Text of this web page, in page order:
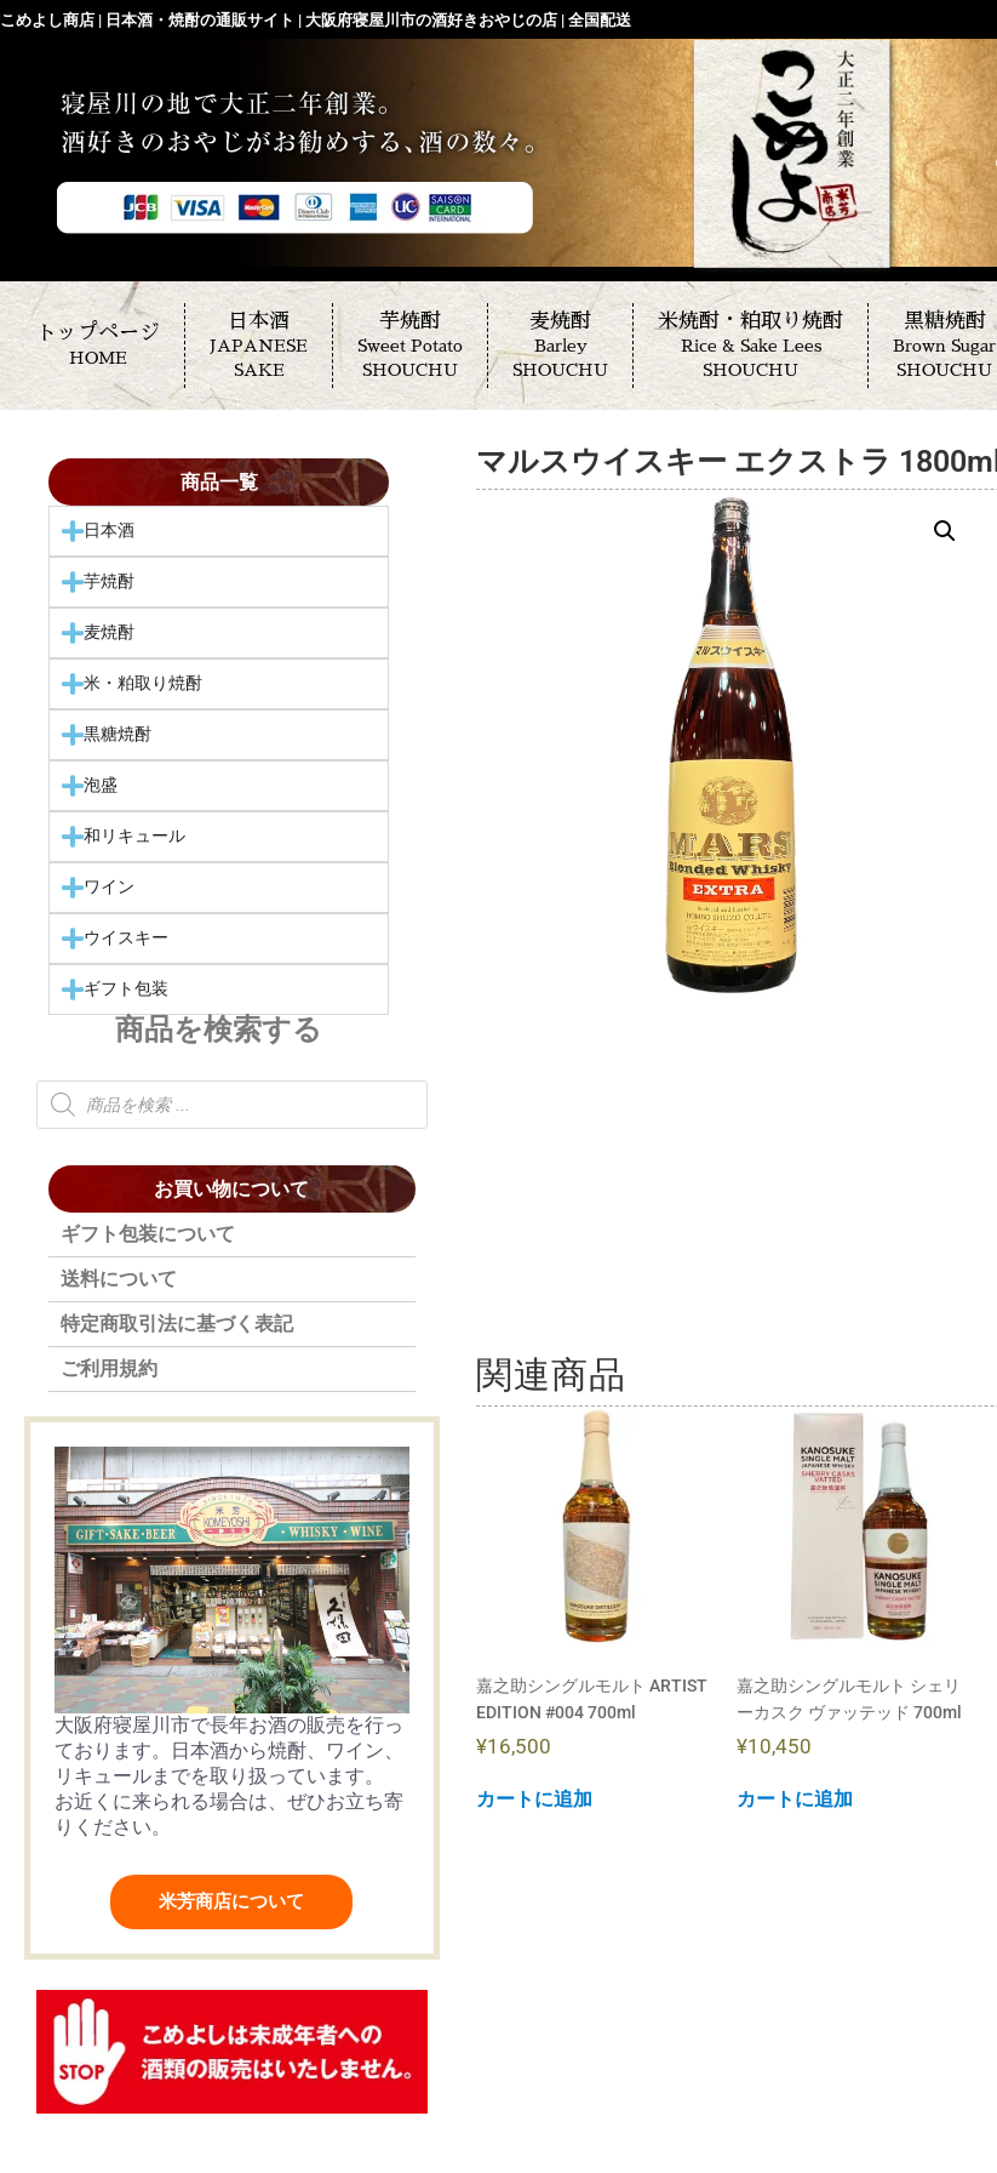
こめよし商店 | 日本酒・焼酎の通販サイト | 大阪府寝屋川市の酒好きおやじの店 | 全国配送
トップページ
HOME
日本酒
JAPANESE
SAKE
芋焼酎
Sweet Potato
SHOUCHU
麦焼酎
Barley
SHOUCHU
米焼酎・粕取り焼酎
Rice & Sake Lees
SHOUCHU
黒糖焼酎
Brown Sugar
SHOUCHU
商品一覧
日本酒
芋焼酎
麦焼酎
米・粕取り焼酎
黒糖焼酎
泡盛
和リキュール
ワイン
ウイスキー
ギフト包装
商品を検索する
お買い物について
ギフト包装について
送料について
特定商取引法に基づく表記
ご利用規約
大阪府寝屋川市で長年お酒の販売を行っ
ております。日本酒から焼酎、ワイン、
リキュールまでを取り扱っています。
お近くに来られる場合は、ぜひお立ち寄
りください。
米芳商店について
マルスウイスキー エクストラ 1800ml
関連商品
嘉之助シングルモルト ARTIST
EDITION #004 700ml
¥16,500
カートに追加
嘉之助シングルモルト シェリ
ーカスク ヴァッテッド 700ml
¥10,450
カートに追加